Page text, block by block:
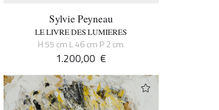
Sylvie Peyneau
LE LIVRE DES LUMIERES
H 55 cm L 46 cm P 2 cm
1.200,00 €